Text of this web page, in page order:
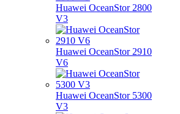
Huawei OceanStor 2800
V3
Huawei OceanStor 2910
V6
Huawei OceanStor 5300
V3